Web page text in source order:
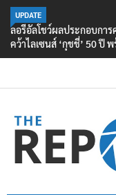
UPDATE
ลอรีอัลโชว์ผลประกอบการ
คว้าไลเซนส์ ‘กุชชี่’ 50 ปี